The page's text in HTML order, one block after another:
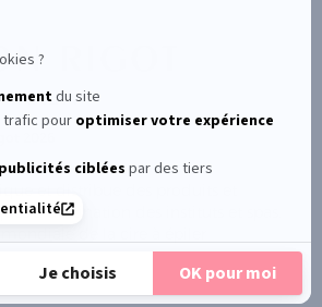
?
du site
trafic pouroptimiservotre expérience
publicités ciblées par des tiers
Je choisis OK pour moi
2026
à destination des instituts et spas.